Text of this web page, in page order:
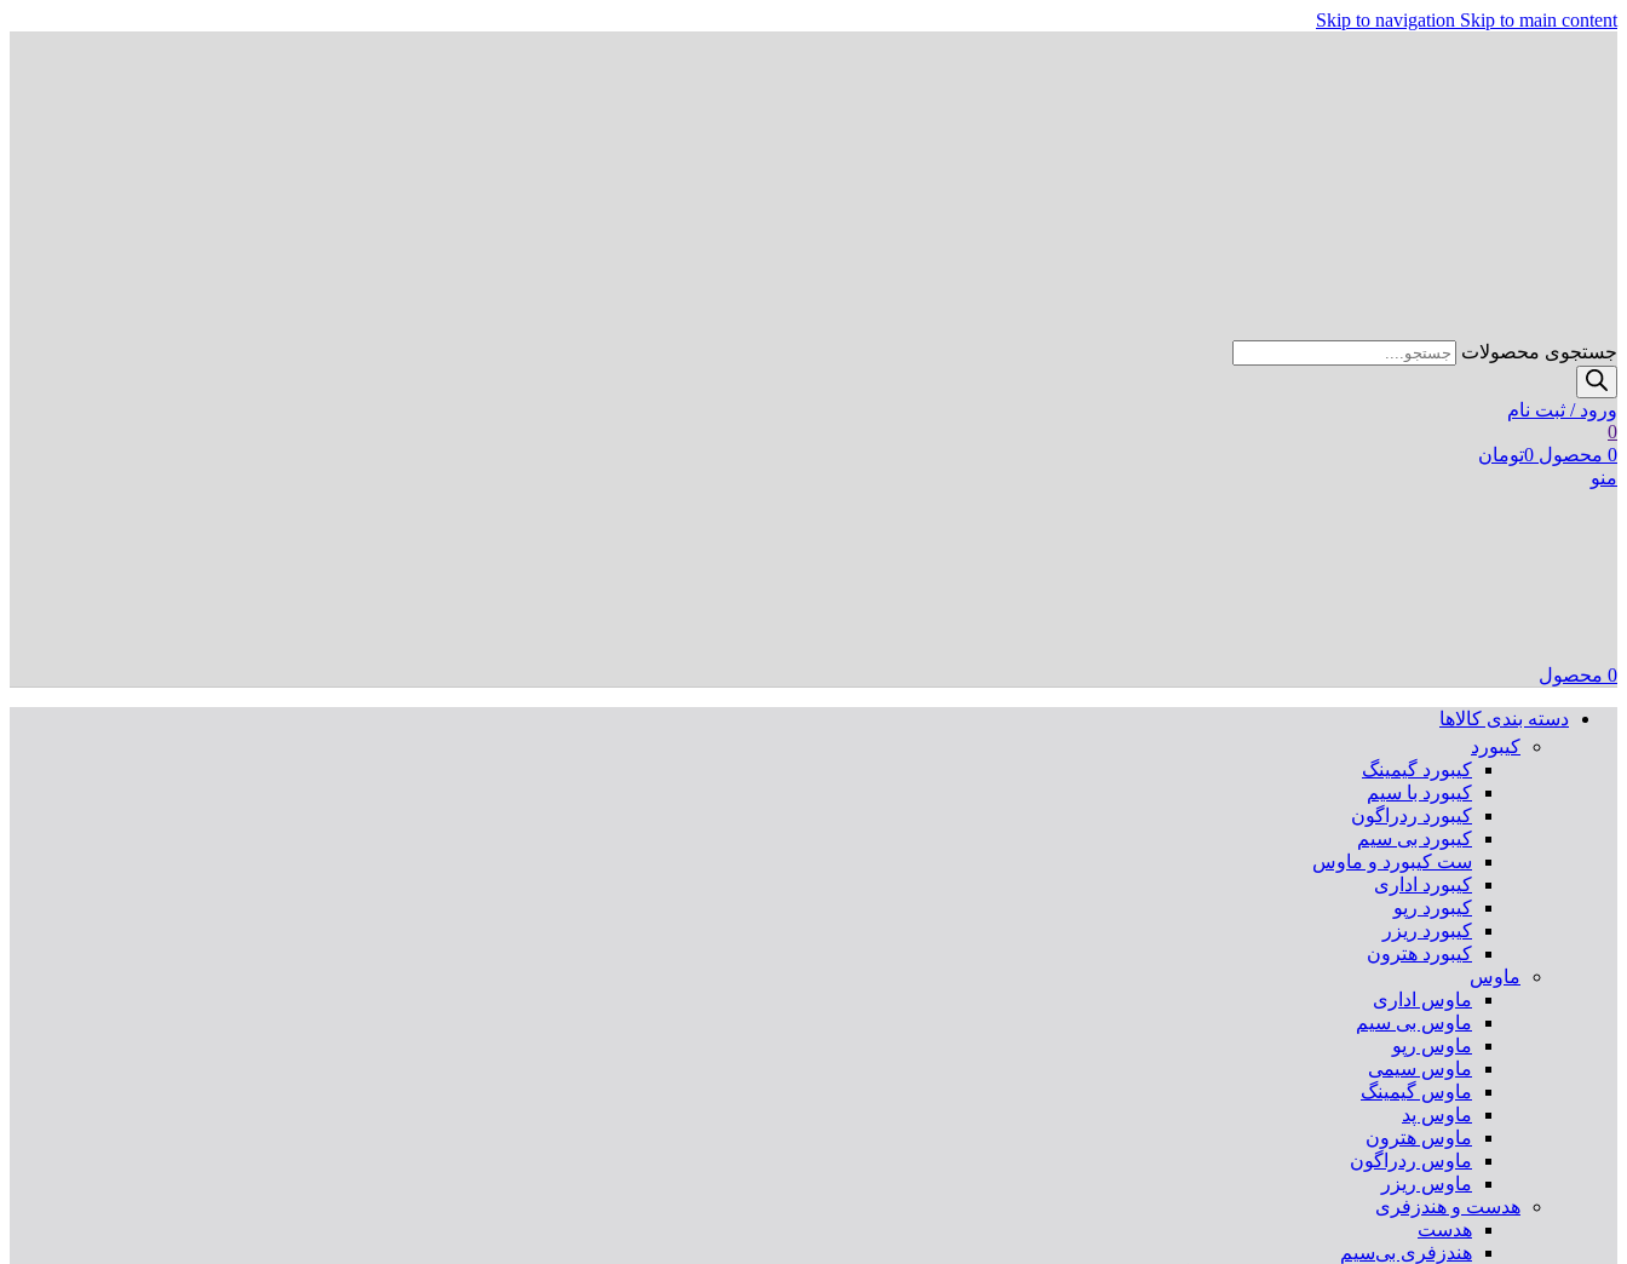
Skip to navigation Skip to main content
جستجوی محصولات
ورود / ثبت نام
0
0 محصول 0تومان
منو
0 محصول
دسته بندی کالاها
کیبورد
کیبورد گیمینگ
کیبورد با سیم
کیبورد ردراگون
کیبورد بی سیم
ست کیبورد و ماوس
کیبورد اداری
کیبورد رپو
کیبورد ریزر
کیبورد هترون
ماوس
ماوس اداری
ماوس بی سیم
ماوس رپو
ماوس سیمی
ماوس گیمینگ
ماوس پد
ماوس هترون
ماوس ردراگون
ماوس ریزر
هدست و هندزفری
هدست
هندزفری بی‌سیم